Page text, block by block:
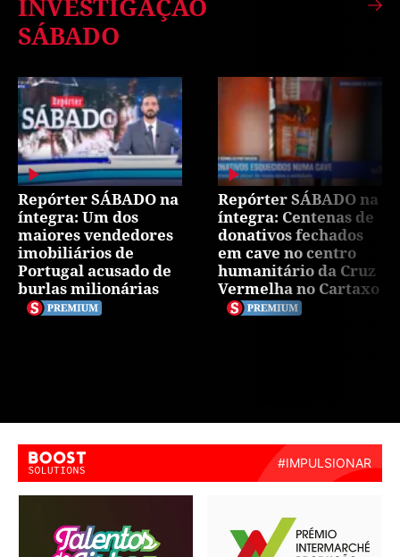
SÁBADO
Repórter SÁBADO na
íntegra: Um dos
maiores vendedores
imobiliários de
Portugal acusado de
burlas milionárias
Repórter SÁBADO na
íntegra: Centenas de
donativos fechados
em cave no centro
humanitário da Cruz
Vermelha no Cartaxo